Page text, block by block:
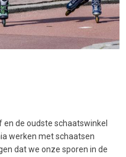
de oudste schaatswinkel
werken met schaatsen
dat we onze sporen in de